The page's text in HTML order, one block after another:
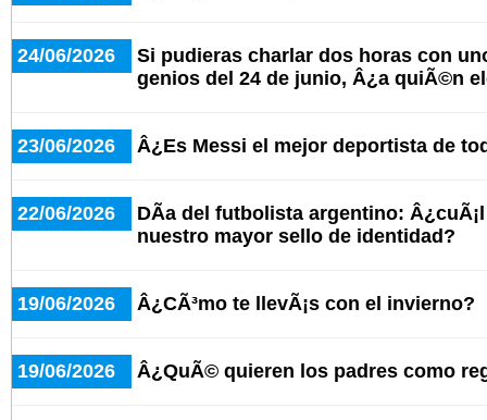
24/06/2026
Si pudieras charlar dos horas con
genios del 24 de junio, Â¿a quiÃ©n
23/06/2026 Â¿Es Messi el mejor deportista de
22/06/2026
DÃ­a del futbolista argentino:
nuestro mayor sello de identidad?
19/06/2026 Â¿CÃ³mo te llevÃ¡s con el invierno?
19/06/2026 Â¿QuÃ© quieren los padres como